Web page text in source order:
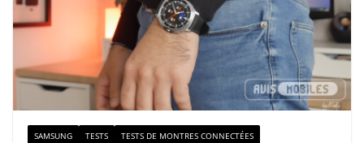
m
i
SAMSUNG TESTS
TESTS DE MONTRES CONNECTÉES